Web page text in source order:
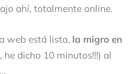
ahí, totalmente online.
web está lista, la migro en
he dicho 10 minutos!!!) al